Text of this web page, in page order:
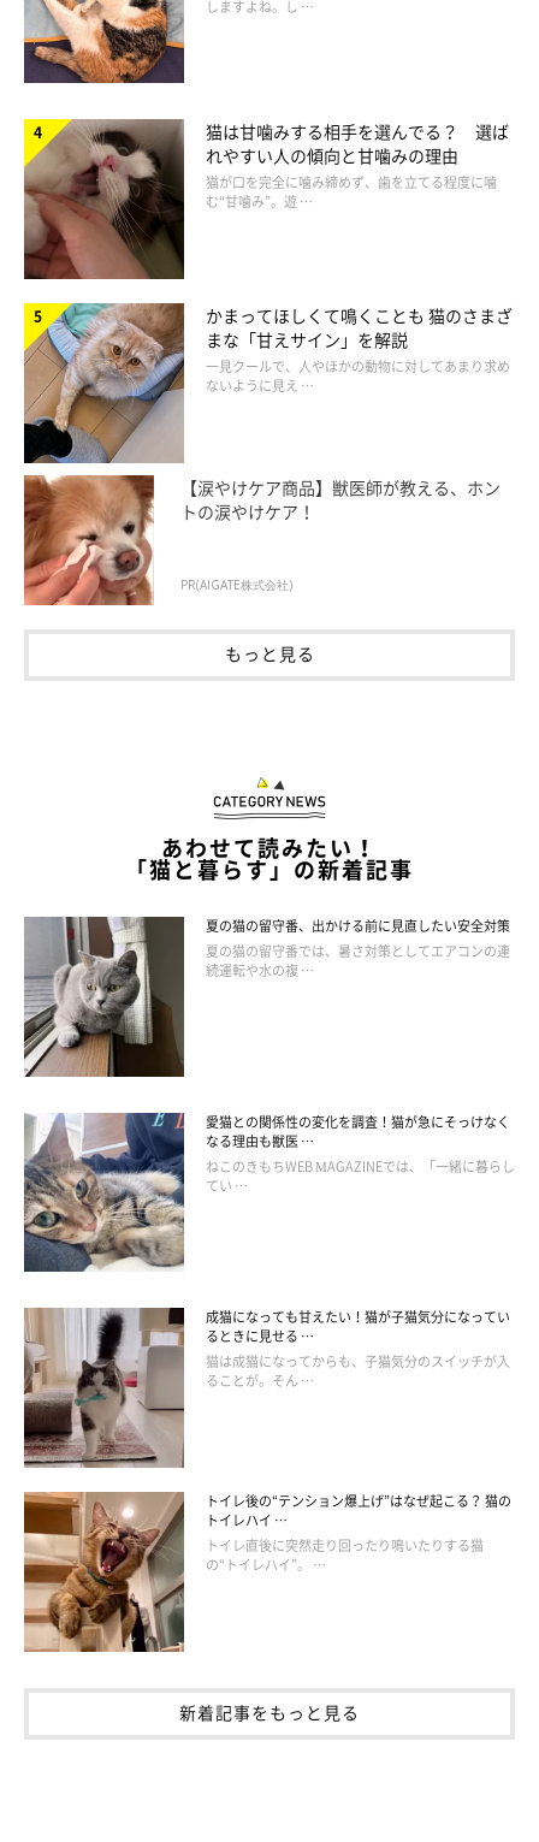
しますよね。し …
猫は甘噛みする相手を選んでる？ 選ば
れやすい人の傾向と甘噛みの理由
猫が口を完全に噛み締めず、歯を立てる程度に噛
む“甘噛み”。遊 …
かまってほしくて鳴くことも 猫のさまざ
まな「甘えサイン」を解説
一見クールで、人やほかの動物に対してあまり求め
ないように見え …
【涙やけケア商品】獣医師が教える、ホン
トの涙やけケア！
PR(AIGATE株式会社)
もっと見る
あわせて読みたい！
「猫と暮らす」の新着記事
夏の猫の留守番、出かける前に見直したい安全対策
夏の猫の留守番では、暑さ対策としてエアコンの連
続運転や水の複 …
愛猫との関係性の変化を調査！猫が急にそっけなく
なる理由も獣医 …
ねこのきもちWEB MAGAZINEでは、「一緒に暮らし
てい …
成猫になっても甘えたい！猫が子猫気分になってい
るときに見せる …
猫は成猫になってからも、子猫気分のスイッチが入
ることが。そん …
トイレ後の“テンション爆上げ”はなぜ起こる？ 猫の
トイレハイ …
トイレ直後に突然走り回ったり鳴いたりする猫
の“トイレハイ”。 …
新着記事をもっと見る